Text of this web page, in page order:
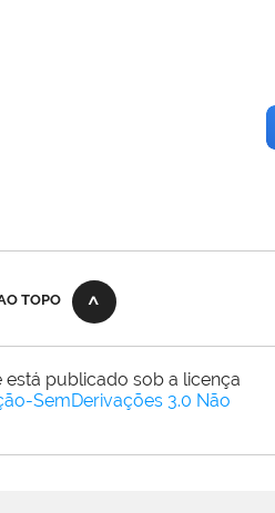
TOPO
publicado sob a licença
SemDerivações 3.0 Não